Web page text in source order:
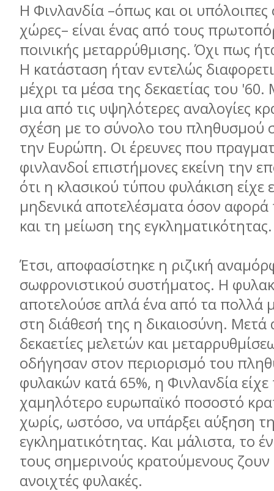
Η Φινλανδία –όπως και οι υπόλοιπες
χώρες– είναι ένας από τους
ποινικής µεταρρύθµισης. Όχι πως
Η κατάσταση ήταν εντελώς
µέχρι τα µέσα της δεκαετίας του '60.
µια από τις υψηλότερες αναλογίες
σχέση µε το σύνολο του πληθυσµού
την Ευρώπη. Οι έρευνες που
φινλανδοί επιστήµονες εκείνη την
ότι η κλασικού τύπου φυλάκιση είχε
µηδενικά αποτελέσµατα όσον
και τη µείωση της
Έτσι, αποφασίστηκε η ριζική
σωφρονιστικού συστήµατος. Η
αποτελούσε απλά ένα από τα πολλά
στη διάθεσή της η δικαιοσύνη. Μετά
δεκαετίες µελετών και
οδήγησαν στον περιορισµό του
φυλακών κατά 65%, η Φινλανδία
χαµηλότερο ευρωπαϊκό ποσοστό
χωρίς, ωστόσο, να υπάρξει αύξηση
εγκληµατικότητας. Και µάλιστα, το
τους σηµερινούς κρατούµενους ζουν
ανοιχτές φυλακές.